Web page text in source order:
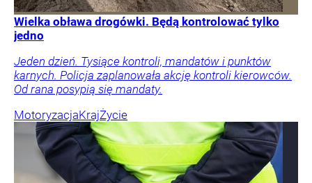
Wielka obława drogówki. Będą kontrolować tylko
jedno
Jeden dzień. Tysiące kontroli, mandatów i punktów
karnych. Policja zaplanowała akcję kontroli kierowców.
Od rana posypią się mandaty.
MotoryzacjaKrajŻycie